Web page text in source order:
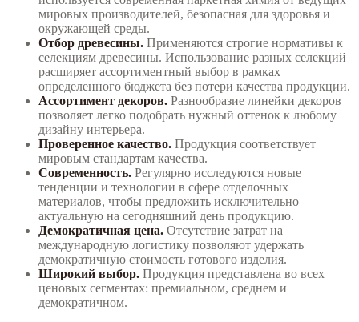
мировых производителей, безопасная для здоровья и
окружающей среды.
Отбор древесины. Применяются строгие нормативы к
селекциям древесины. Использование разных селекций
расширяет ассортиментный выбор в рамках
определенного бюджета без потери качества продукции.
Ассортимент декоров. Разнообразие линейки декоров
позволяет легко подобрать нужный оттенок к любому
дизайну интерьера.
Проверенное качество. Продукция соответствует
мировым стандартам качества.
Современность. Регулярно исследуются новые
тенденции и технологии в сфере отделочных
материалов, чтобы предложить исключительно
актуальную на сегодняшний день продукцию.
Демократичная цена. Отсутствие затрат на
международную логистику позволяют удержать
демократичную стоимость готового изделия.
Широкий выбор. Продукция представлена во всех
ценовых сегментах: премиальном, среднем и
демократичном.